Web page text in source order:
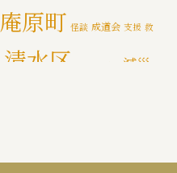
庵原町 怪談 成道会 支援 救
清水区 減災